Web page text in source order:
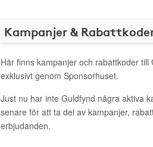
Kampanjer &
Här finns kampanjer och rabattkoder till
exklusivt genom Sponsorhuset.
Just nu har inte Guldfynd några aktiva
senare för att ta del av kampanjer,
erbjudanden.